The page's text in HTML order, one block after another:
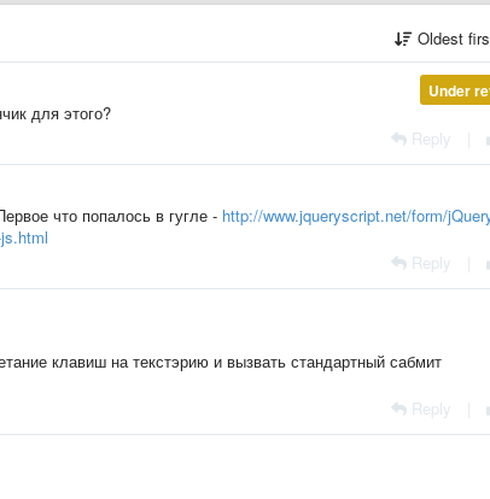
Oldest
Under
для этого?
Reply
что попалось в гугле - http://www.jqueryscript.net/form/
Reply
клавиш на текстэрию и вызвать стандартный сабмит
Reply